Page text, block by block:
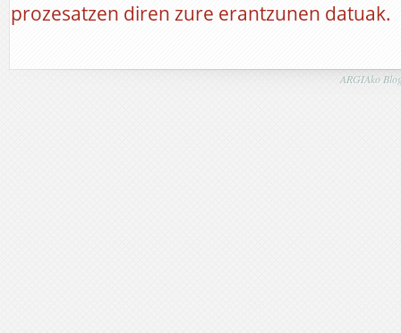
prozesatzen diren zure erantzunen datuak.
ARGIAko